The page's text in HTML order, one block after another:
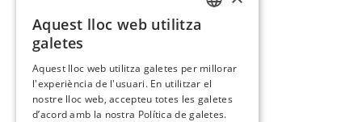
Aquest lloc web utilitza
galetes
Aquest lloc web utilitza galetes per millorar
l'experiència de l'usuari. En utilitzar el
nostre lloc web, accepteu totes les galetes
d’acord amb la nostra Política de galetes.